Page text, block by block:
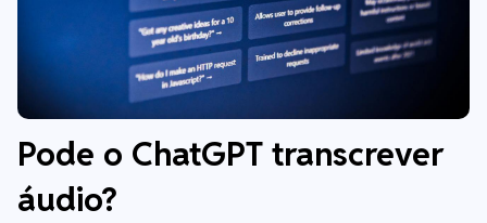
Pode o ChatGPT transcrever
áudio?